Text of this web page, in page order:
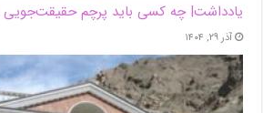
یادداشت| ‌چه کسی باید پرچم حقیقت‌جویی
آذر ۲۹, ۱۴۰۴